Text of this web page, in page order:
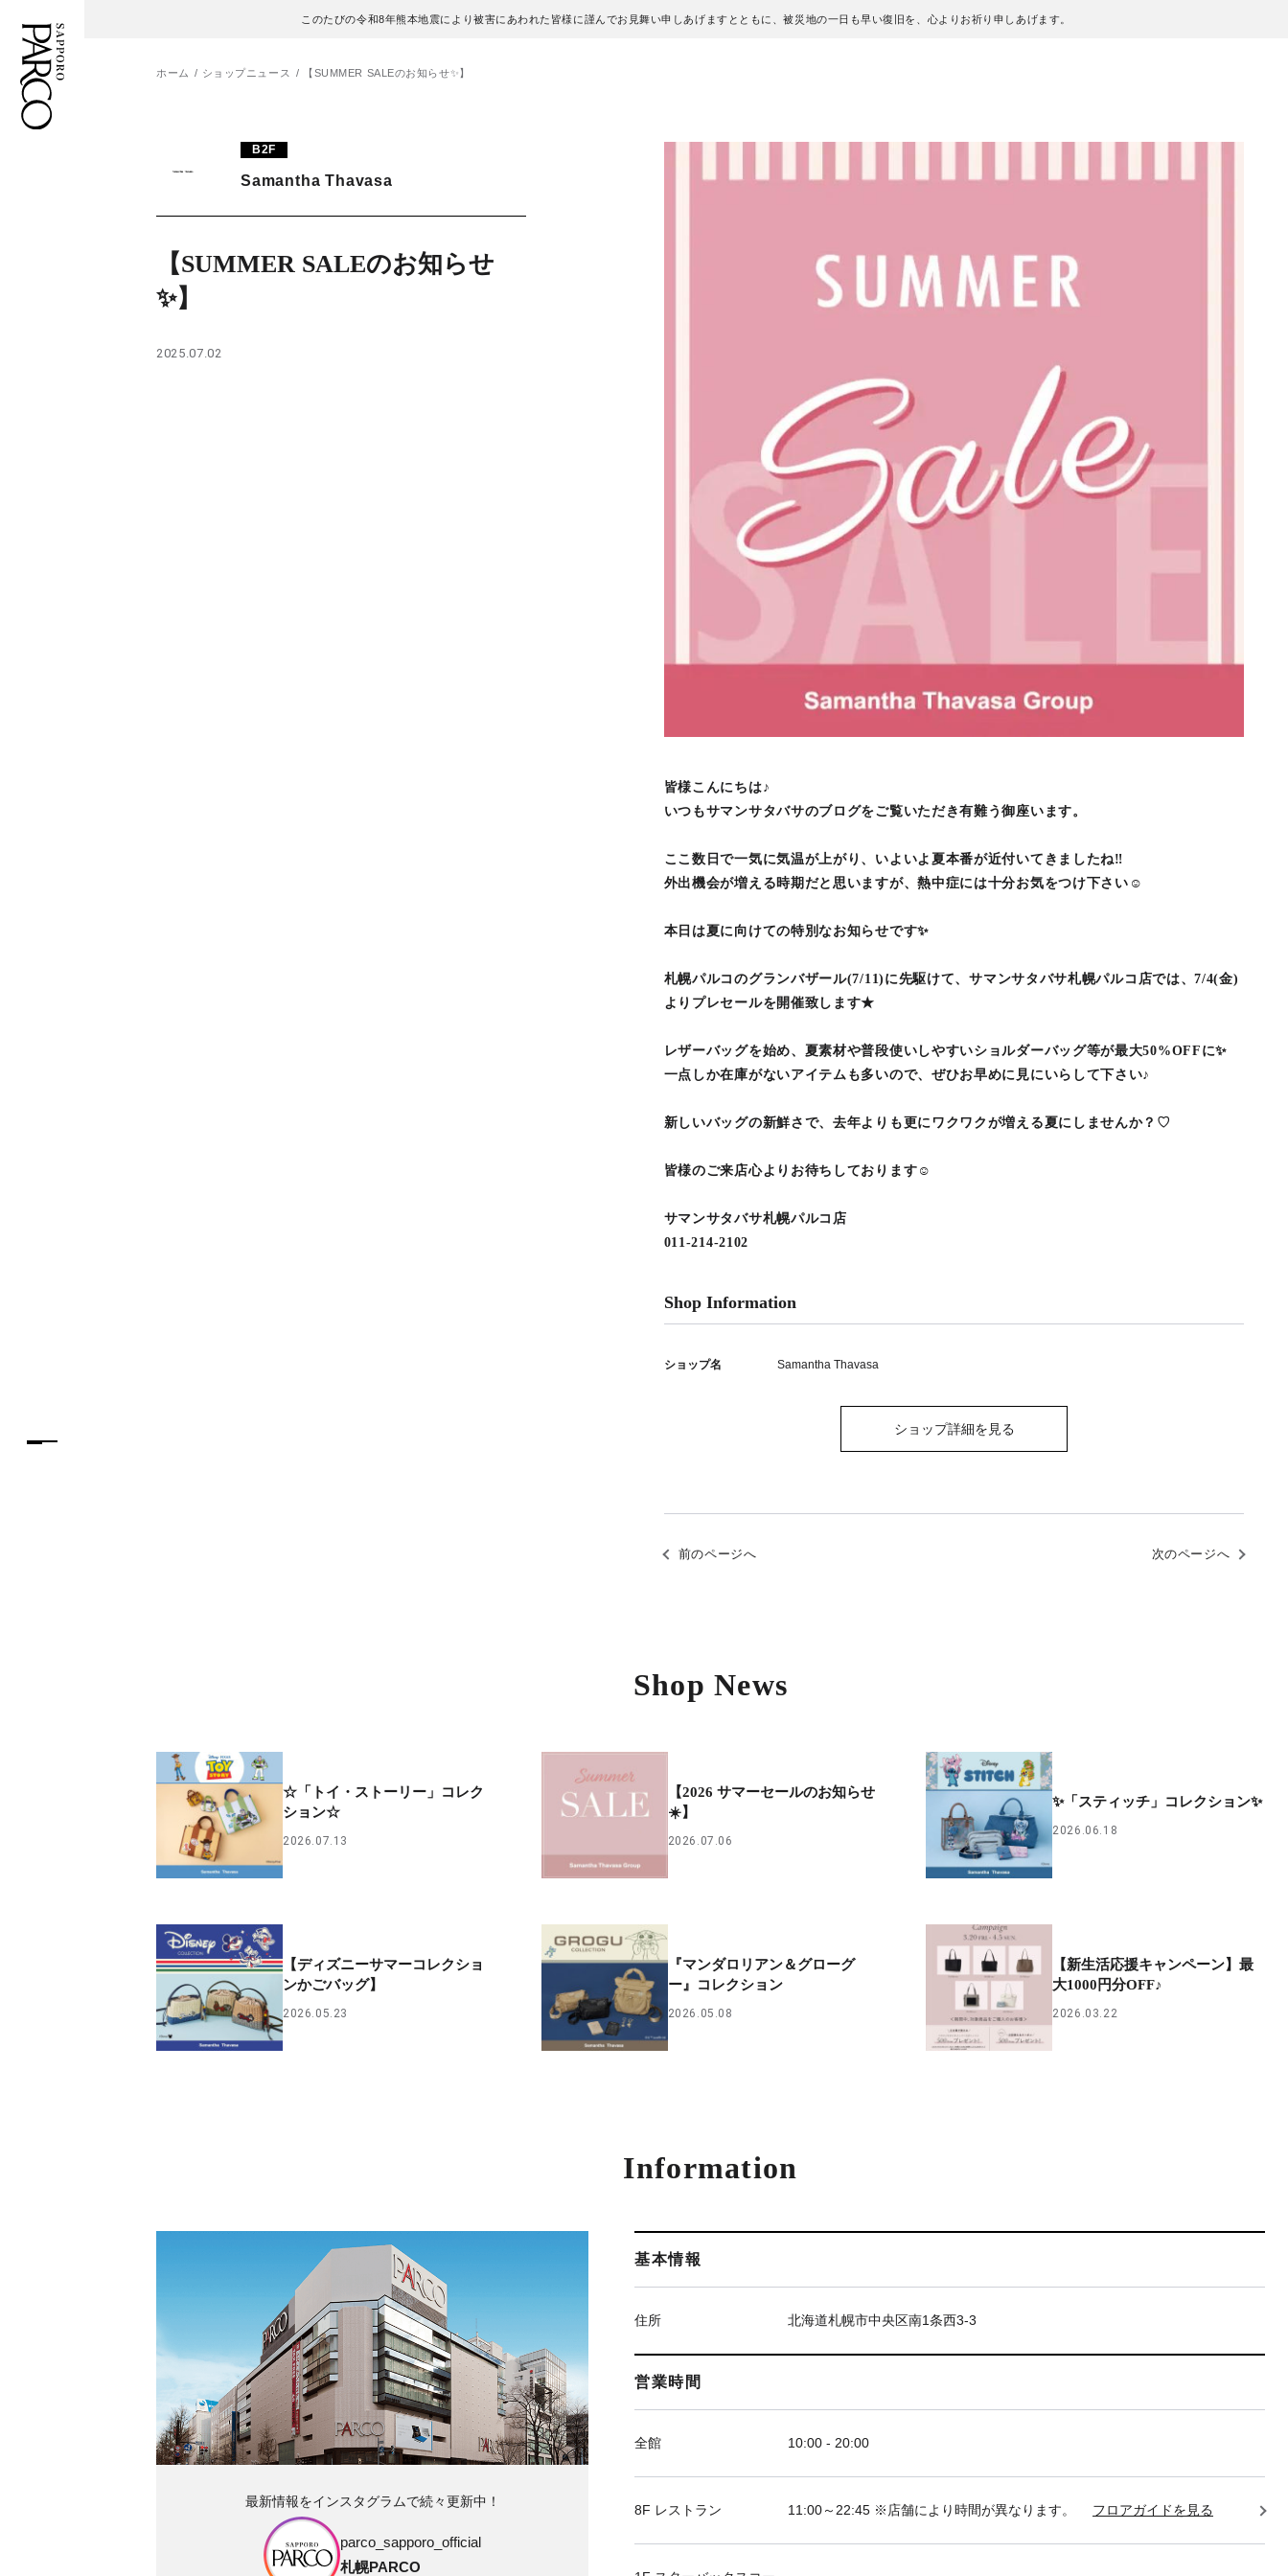
このたびの令和8年熊本地震により被害にあわれた皆様に謹んでお見舞い申しあげますとともに、被災地の一日も早い復旧を、心よりお祈り申しあげます。
施設案内・アクセス
ホーム ショップニュース 【SUMMER SALEのお知らせ✨】
B2F
Samantha Thavasa
【SUMMER SALEのお知らせ
✨】
2025.07.02
皆様こんにちは♪
いつもサマンサタバサのブログをご覧いただき有難う御座います。
ここ数日で一気に気温が上がり、いよいよ夏本番が近付いてきましたね‼︎
外出機会が増える時期だと思いますが、熱中症には十分お気をつけ下さい☺︎
本日は夏に向けての特別なお知らせです✨
札幌パルコのグランバザール(7/11)に先駆けて、サマンサタバサ札幌パルコ店では、7/4(金)
よりプレセールを開催致します★
レザーバッグを始め、夏素材や普段使いしやすいショルダーバッグ等が最大50%OFFに✨
一点しか在庫がないアイテムも多いので、ぜひお早めに見にいらして下さい♪
新しいバッグの新鮮さで、去年よりも更にワクワクが増える夏にしませんか？♡
皆様のご来店心よりお待ちしております☺︎
サマンサタバサ札幌パルコ店
011-214-2102
Shop Information
ショップ名 Samantha Thavasa
ショップ詳細を見る
前のページへ 次のページへ
Shop News
☆「トイ・ストーリー」コレク
ション☆
2026.07.13
【2026 サマーセールのお知らせ
☀️】
2026.07.06
✨「スティッチ」コレクション✨
2026.06.18
【ディズニーサマーコレクショ
ンかごバッグ】
2026.05.23
『マンダロリアン＆グローグ
ー』コレクション
2026.05.08
【新生活応援キャンペーン】最
大1000円分OFF♪
2026.03.22
Information
基本情報
住所 北海道札幌市中央区南1条西3-3
営業時間
全館 10:00 - 20:00
8F レストラン 11:00～22:45 ※店舗により時間が異なります。 フロアガイドを見る
最新情報をインスタグラムで続々更新中！
parco_sapporo_official
札幌PARCO